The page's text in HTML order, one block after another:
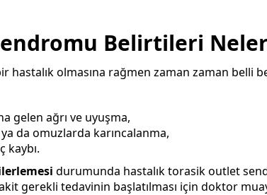
Belirtileri
hastalık olmasına rağmen zaman zaman belli
gelen ağrı ve uyuşma,
da omuzlarda karıncalanma,
kaybı.
durumunda hastalık torasik outlet
gerekli tedavinin başlatılması için doktor